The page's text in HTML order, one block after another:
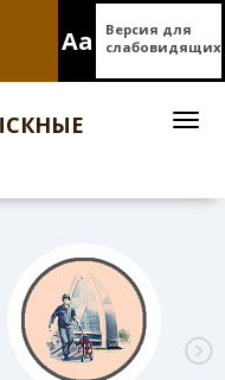
Aa
Версия для
слабовидящих